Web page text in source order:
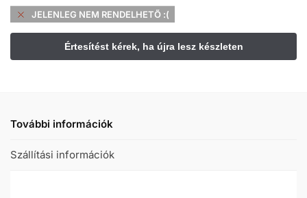
JELENLEG NEM RENDELHETŐ :(
További információk
Szállítási információk